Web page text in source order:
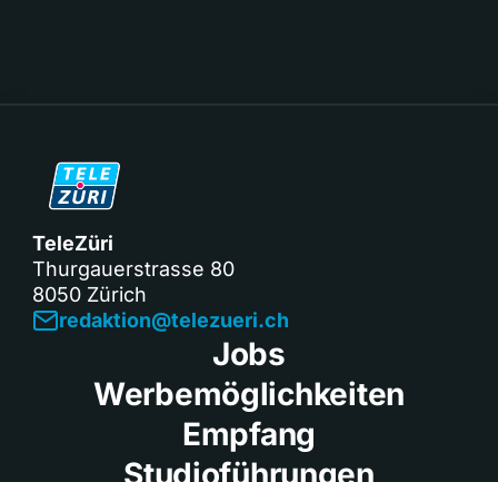
TeleZüri
Thurgauerstrasse 80
8050 Zürich
redaktion@telezueri.ch
Jobs
Werbemöglichkeiten
Empfang
Studioführungen